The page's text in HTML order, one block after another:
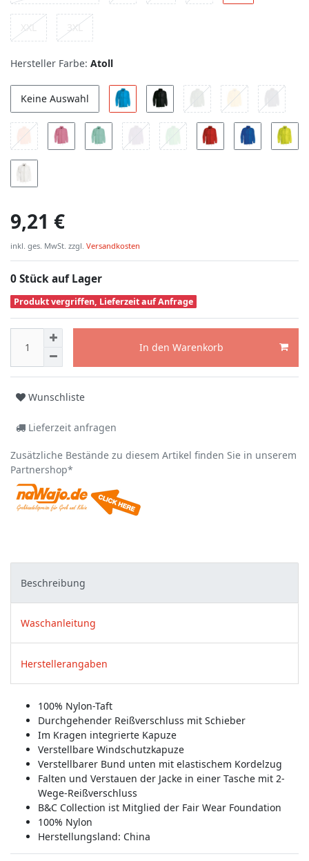
XXL 3XL
Hersteller Farbe: Atoll
Keine Auswahl
9,21 €
inkl. ges. MwSt. zzgl. Versandkosten
0 Stück auf Lager
Produkt vergriffen, Lieferzeit auf Anfrage
In den Warenkorb
Wunschliste
Lieferzeit anfragen
Zusätzliche Bestände zu diesem Artikel finden Sie in unserem
Partnershop*
Beschreibung
Waschanleitung
Herstellerangaben
100% Nylon-Taft
Durchgehender Reißverschluss mit Schieber
Im Kragen integrierte Kapuze
Verstellbare Windschutzkapuze
Verstellbarer Bund unten mit elastischem Kordelzug
Falten und Verstauen der Jacke in einer Tasche mit 2-
Wege-Reißverschluss
B&C Collection ist Mitglied der Fair Wear Foundation
100% Nylon
Herstellungsland: China